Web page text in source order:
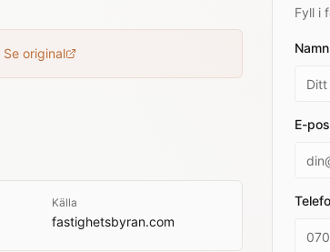
Se original
Källa
fastighetsbyran.com
Fyll i
Namn
E-